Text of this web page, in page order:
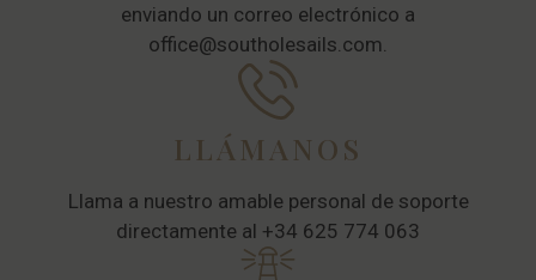
enviando un correo electrónico a
office@southolesails.com.
LLÁMANOS
Llama a nuestro amable personal de soporte
directamente al +34 625 774 063